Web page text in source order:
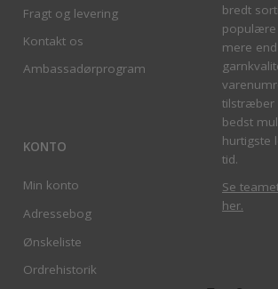
Fragt og levering
Kontakt os
Ambassadørprogram
KONTO
Min konto
Adressebog
Ønskeliste
Ordrehistorik
bredt
mere
tilstræber
bedst
hurtigste
tid.
Se
her.